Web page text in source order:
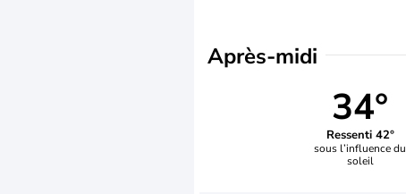
Après-midi
34°
Ressenti 42°
sous l’influence du
soleil